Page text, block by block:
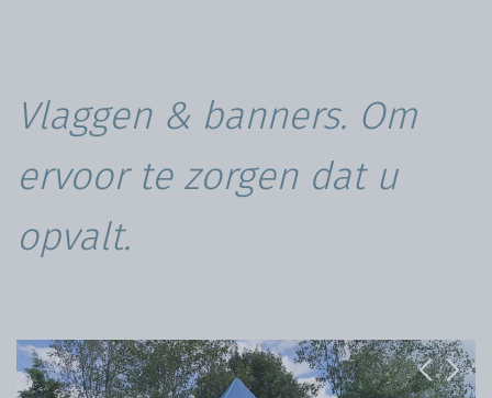
Vlaggen & banners. Om
ervoor te zorgen dat u
opvalt.
Previous
Next